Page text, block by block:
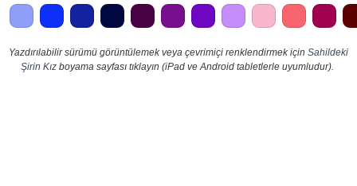
Yazdırılabilir sürümü görüntülemek veya çevrimiçi renklendirmek için Sahildeki
Şirin Kız boyama sayfası tıklayın (iPad ve Android tabletlerle uyumludur).